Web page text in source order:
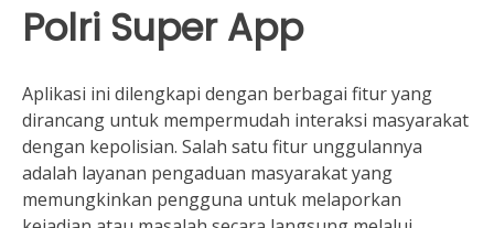
Polri Super App
Aplikasi ini dilengkapi dengan berbagai fitur yang
dirancang untuk mempermudah interaksi masyarakat
dengan kepolisian. Salah satu fitur unggulannya
adalah layanan pengaduan masyarakat yang
memungkinkan pengguna untuk melaporkan